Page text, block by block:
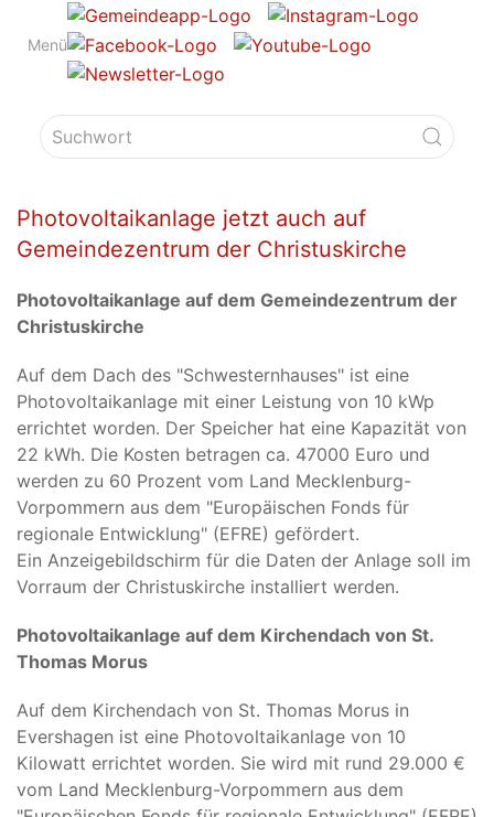
Menü
Photovoltaikanlage jetzt auch auf
Gemeindezentrum der Christuskirche
Photovoltaikanlage auf dem Gemeindezentrum der
Christuskirche
Auf dem Dach des "Schwesternhauses" ist eine
Photovoltaikanlage mit einer Leistung von 10 kWp
errichtet worden. Der Speicher hat eine Kapazität von
22 kWh. Die Kosten betragen ca. 47000 Euro und
werden zu 60 Prozent vom Land Mecklenburg-
Vorpommern aus dem "Europäischen Fonds für
regionale Entwicklung" (EFRE) gefördert.
Ein Anzeigebildschirm für die Daten der Anlage soll im
Vorraum der Christuskirche installiert werden.
Photovoltaikanlage auf dem Kirchendach von St.
Thomas Morus
Auf dem Kirchendach von St. Thomas Morus in
Evershagen ist eine Photovoltaikanlage von 10
Kilowatt errichtet worden. Sie wird mit rund 29.000 €
vom Land Mecklenburg-Vorpommern aus dem